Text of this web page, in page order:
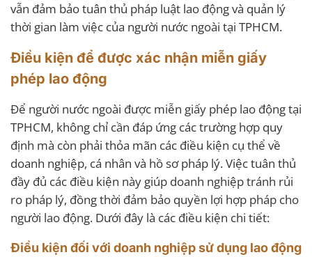
vẫn đảm bảo tuân thủ pháp luật lao động và quản lý
thời gian làm việc của người nước ngoài tại TPHCM.
Điều kiện để được xác nhận miễn giấy
phép lao động
Để người nước ngoài được miễn giấy phép lao động tại
TPHCM, không chỉ cần đáp ứng các trường hợp quy
định mà còn phải thỏa mãn các điều kiện cụ thể về
doanh nghiệp, cá nhân và hồ sơ pháp lý. Việc tuân thủ
đầy đủ các điều kiện này giúp doanh nghiệp tránh rủi
ro pháp lý, đồng thời đảm bảo quyền lợi hợp pháp cho
người lao động. Dưới đây là các điều kiện chi tiết:
Điều kiện đối với doanh nghiệp sử dụng lao động